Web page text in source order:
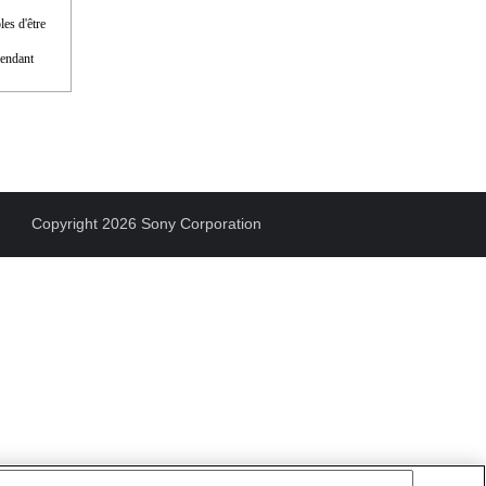
d'être
Copyright 2026 Sony Corporation